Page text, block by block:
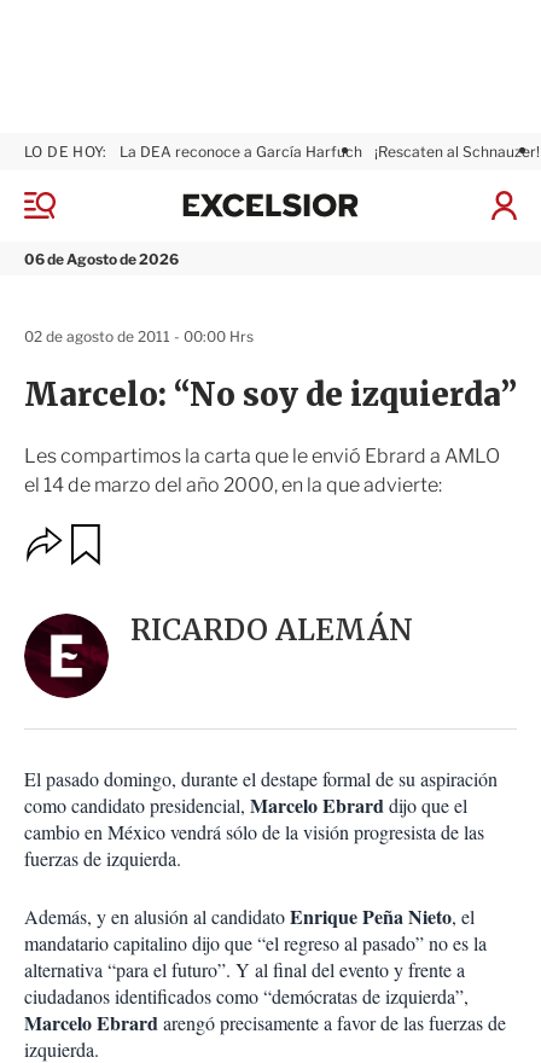
M
n
06 de Agosto de 2026
LO DE HOY: La DEA reconoce a García Harfuch ¡Rescaten al Schnauzer!
I
S
e
x
r
Marcelo: “No soy de izquierda”
Les compartimos la carta que le envió Ebrard a AMLO
el 14 de marzo del año 2000, en la que advierte:
02 de agosto de 2011 - 00:00 Hrs
O
p
n
e
s
o
m
p
a
i
r
a
r
RICARDO ALEMÁN
El pasado domingo, durante el destape formal de su aspiración
como candidato presidencial, Marcelo Ebrarddijo que el
cambio en México vendrá sólo de la visión progresista de las
fuerzas de izquierda.
Además, y en alusión al candidatoEnrique Peña Nieto, el
mandatario capitalino dijo que “el regreso al pasado” no es la
alternativa “para el futuro”. Y al final del evento y frente a
ciudadanos identificados como “demócratas de izquierda”,
Marcelo Ebrardarengó precisamente a favor de las fuerzas de
izquierda.